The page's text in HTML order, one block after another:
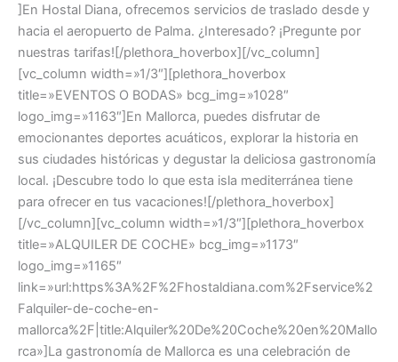
]En Hostal Diana, ofrecemos servicios de traslado desde y
hacia el aeropuerto de Palma. ¿Interesado? ¡Pregunte por
nuestras tarifas![/plethora_hoverbox][/vc_column]
[vc_column width=»1/3″][plethora_hoverbox
title=»EVENTOS O BODAS» bcg_img=»1028″
logo_img=»1163″]En Mallorca, puedes disfrutar de
emocionantes deportes acuáticos, explorar la historia en
sus ciudades históricas y degustar la deliciosa gastronomía
local. ¡Descubre todo lo que esta isla mediterránea tiene
para ofrecer en tus vacaciones![/plethora_hoverbox]
[/vc_column][vc_column width=»1/3″][plethora_hoverbox
title=»ALQUILER DE COCHE» bcg_img=»1173″
logo_img=»1165″
link=»url:https%3A%2F%2Fhostaldiana.com%2Fservice%2
Falquiler-de-coche-en-
mallorca%2F|title:Alquiler%20De%20Coche%20en%20Mallo
rca»]La gastronomía de Mallorca es una celebración de